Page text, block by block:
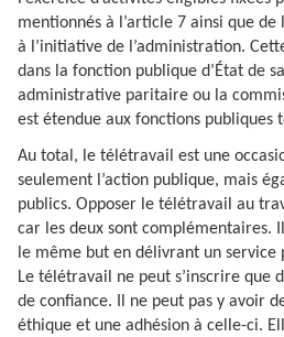
mentionnés à l’article 7 ainsi que
à l’initiative de l’administration.
dans la fonction publique d’État de
administrative paritaire ou la
est étendue aux fonctions
Au total, le télétravail est une
seulement l’action publique, mais
publics. Opposer le télétravail au
car les deux sont complémentaires.
le même but en délivrant un
Le télétravail ne peut s’inscrire que
de confiance. Il ne peut pas y avoir
éthique et une adhésion à celle-ci.